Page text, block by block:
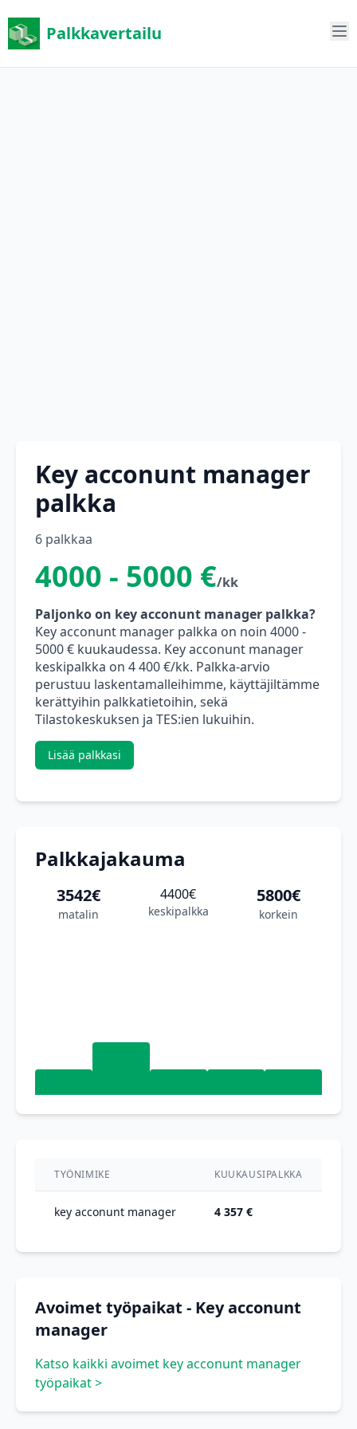
Palkkavertailu
Key acconunt manager
palkka
6 palkkaa
4000 - 5000 €/kk
Paljonko on key acconunt manager palkka?
Key acconunt manager palkka on noin 4000 -
5000 € kuukaudessa. Key acconunt manager
keskipalkka on 4 400 €/kk. Palkka-arvio
perustuu laskentamalleihimme, käyttäjiltämme
kerättyihin palkkatietoihin, sekä
Tilastokeskuksen ja TES:ien lukuihin.
Lisää palkkasi
Palkkajakauma
3542€
matalin
4400€
keskipalkka
5800€
korkein
TYÖNIMIKE KUUKAUSIPALKKA
key acconunt manager 4 357 €
Avoimet työpaikat - Key acconunt
manager
Katso kaikki avoimet key acconunt manager
työpaikat >